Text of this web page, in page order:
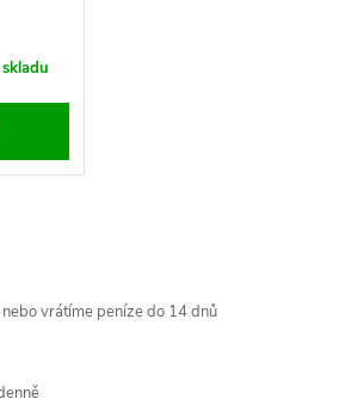
vrátíme peníze do 14 dnů